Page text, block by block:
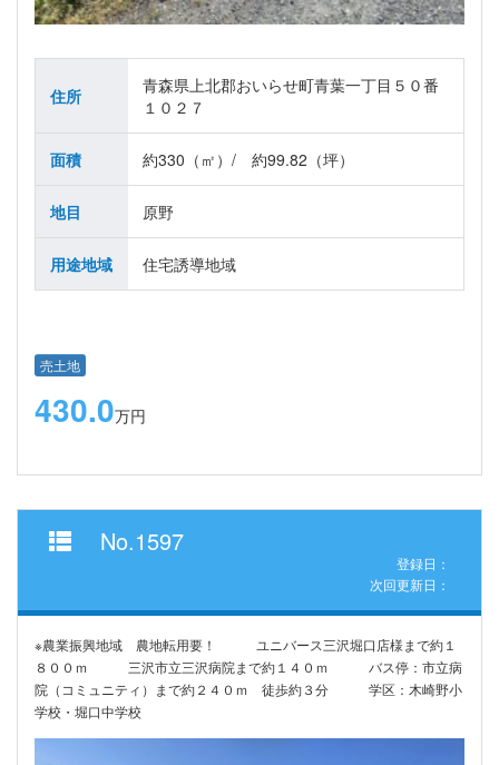
住所
青森県上北郡おいらせ町青葉一丁目５０番
１０２７
面積 約330（㎡）/ 約99.82（坪）
地目 原野
用途地域 住宅誘導地域
売土地
430.0万円
No.1597
登録日：
次回更新日：
※農業振興地域 農地転用要！ ユニバース三沢堀口店様まで約１
８００ｍ 三沢市立三沢病院まで約１４０ｍ バス停：市立病
院（コミュニティ）まで約２４０ｍ 徒歩約３分 学区：木崎野小
学校・堀口中学校